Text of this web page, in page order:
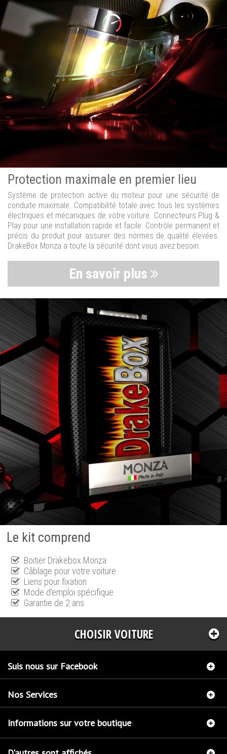
Protection maximale en premier lieu
Système de protection active du moteur pour une sécurité de
conduite maximale. Compatibilité totale avec tous les systèmes
électriques et mécaniques de votre voiture. Connecteurs Plug &
Play pour une installation rapide et facile. Contrôle permanent et
précis du produit pour assurer des normes de qualité élevées.
DrakeBox Monza a toute la sécurité dont vous avez besoin.
En savoir plus
Le kit comprend
Boitier Drakebox Monza
Câblage pour votre voiture
Liens pour fixation
Mode d'emploi spécifique
Garantie de 2 ans
CHOISIR VOITURE
Suis nous sur Facebook
Nos Services
Informations sur votre boutique